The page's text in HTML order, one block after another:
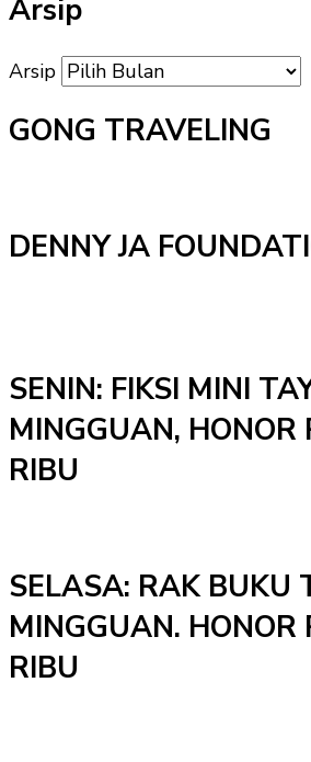
Arsip
Arsip
GONG TRAVELING
DENNY JA
SENIN: FIKSI MINI
MINGGUAN, HONOR
RIBU
SELASA: RAK BUKU
MINGGUAN. HONOR
RIBU